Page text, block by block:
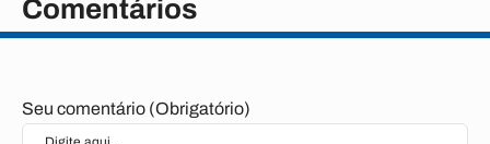
Comentários
Seu comentário (Obrigatório)